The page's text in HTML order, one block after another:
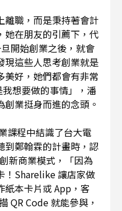
離職，而是秉持著會計
她在朋友的引薦下，代
開始創業之後，就會
現這些人思考創業就是
美好，她們都會有非常
想要做的事情」，潘
業挺身而進的念頭。
課程中結識了台大電
到鄭翰霖的計畫時，認
新商業模式，「因為
！Sharelike 讓店家做
紙本卡片或 App，客
QR Code 就能參與，